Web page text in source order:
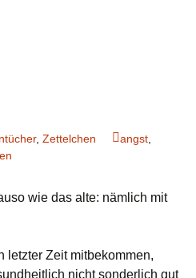
, Zettelchen angst
wie das alte: nämlich mit
letzter Zeit mitbekommen,
nicht sonderlich gut